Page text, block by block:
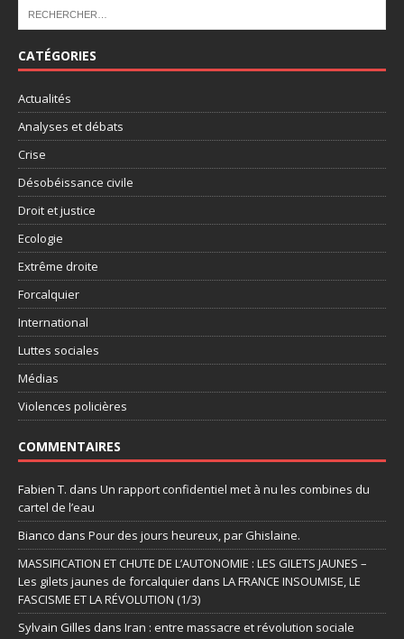
CATÉGORIES
Actualités
Analyses et débats
Crise
Désobéissance civile
Droit et justice
Ecologie
Extrême droite
Forcalquier
International
Luttes sociales
Médias
Violences policières
COMMENTAIRES
Fabien T. dans Un rapport confidentiel met à nu les combines du
cartel de l’eau
Bianco dans Pour des jours heureux, par Ghislaine.
MASSIFICATION ET CHUTE DE L’AUTONOMIE : LES GILETS JAUNES –
Les gilets jaunes de forcalquier dans LA FRANCE INSOUMISE, LE
FASCISME ET LA RÉVOLUTION (1/3)
Sylvain Gilles dans Iran : entre massacre et révolution sociale